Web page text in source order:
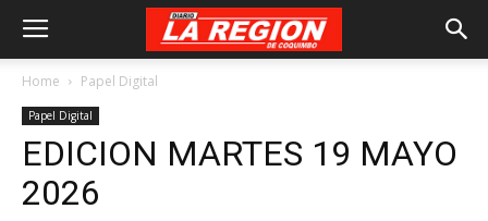
Home Papel Digital
Papel Digital
EDICION MARTES 19 MAYO
2026